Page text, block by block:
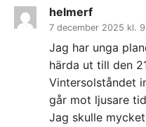
helmerf
7 december 2025 kl.
Jag har unga
härda ut till den
Vintersolståndet
går mot ljusare
Jag skulle